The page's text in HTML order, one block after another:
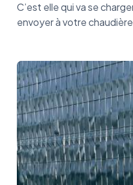
C’est elle qui va se
envoyer à votre